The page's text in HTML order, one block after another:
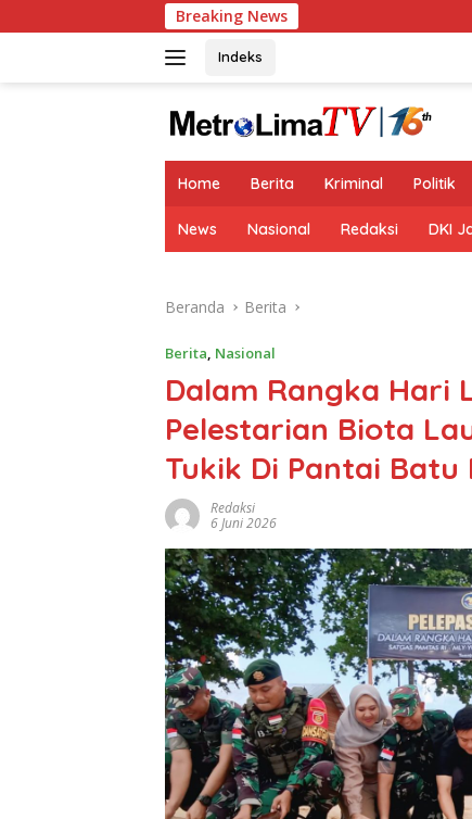
ke
Breaking News
Indeks
Home Berita Kriminal Politik
News Nasional Redaksi DKI
Beranda Berita
Berita, Nasional
Dalam Rangka Hari
Pelestarian Biota
Tukik Di Pantai Batu
Redaksi
6 Juni 2026